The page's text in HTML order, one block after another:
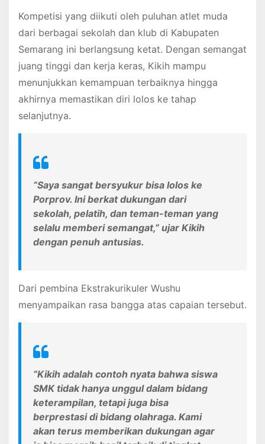
Kompetisi yang diikuti oleh puluhan atlet muda
dari berbagai sekolah dan klub di Kabupaten
Semarang ini berlangsung ketat. Dengan semangat
juang tinggi dan kerja keras, Kikih mampu
menunjukkan kemampuan terbaiknya hingga
akhirnya memastikan diri lolos ke tahap
selanjutnya.
“Saya sangat bersyukur bisa lolos ke
Porprov. Ini berkat dukungan dari
sekolah, pelatih, dan teman-teman yang
selalu memberi semangat,” ujar Kikih
dengan penuh antusias.
Dari pembina Ekstrakurikuler Wushu
menyampaikan rasa bangga atas capaian tersebut.
“Kikih adalah contoh nyata bahwa siswa
SMK tidak hanya unggul dalam bidang
keterampilan, tetapi juga bisa
berprestasi di bidang olahraga. Kami
akan terus memberikan dukungan agar